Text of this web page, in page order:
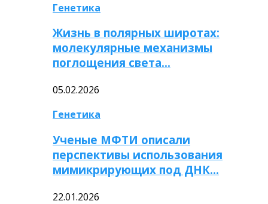
Генетика
Жизнь в полярных широтах:
молекулярные механизмы
поглощения света…
05.02.2026
Генетика
Ученые МФТИ описали
перспективы использования
мимикрирующих под ДНК…
22.01.2026